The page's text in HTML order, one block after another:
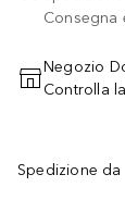
Consegna
Negozio
Controlla
Spedizione da